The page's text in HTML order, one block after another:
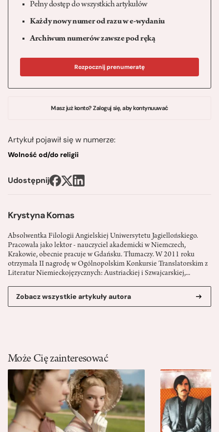
Krystyna Kornas
Absolwentka Filologii Angielskiej Uniwersytetu Jagiellońskiego.
Pracowała jako lektor - nauczyciel akademicki w Niemczech,
Krakowie, obecnie pracuje w Gdańsku. Tłumaczy. W 2011 roku
otrzymała II nagrodę w Ogólnopolskim Konkursie Translatorskim z
Literatur Niemieckojęzycznych: Austriackiej i Szwajcarskiej,...
Zobacz wszystkie artykuły autora
Pełny dostęp do wszystkich artykułów
Każdy nowy numer od razu w e-wydaniu
Archiwum numerów zawsze pod ręką
Rozpocznij prenumeratę
Masz już konto? Zaloguj się, aby kontynuuwać
Artykuł pojawił się w numerze:
Wolność od/do religii
Udostępnij
Może Cię zainteresować